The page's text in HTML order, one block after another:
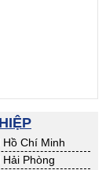
Chí Minh
Phòng